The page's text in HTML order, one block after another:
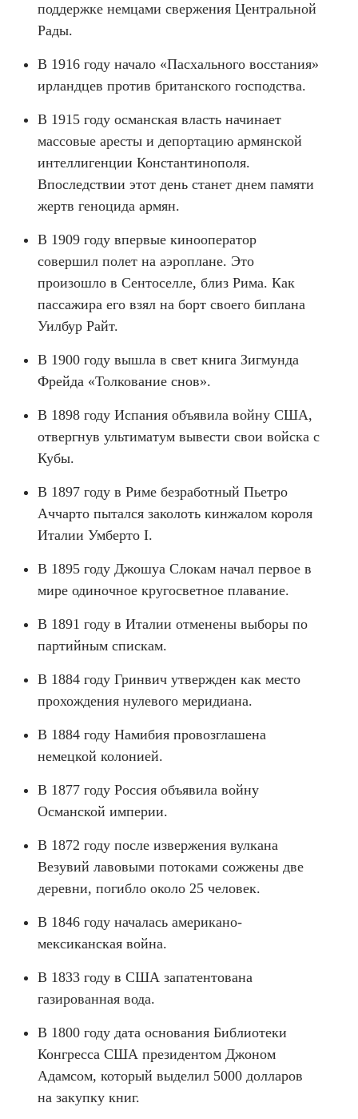
поддержке немцами свержения Центральной
Рады.
В 1916 году начало «Пасхального восстания»
ирландцев против британского господства.
В 1915 году османская власть начинает
массовые аресты и депортацию армянской
интеллигенции Константинополя.
Впоследствии этот день станет днем ​​памяти
жертв геноцида армян.
В 1909 году впервые кинооператор
совершил полет на аэроплане. Это
произошло в Сентоселле, близ Рима. Как
пассажира его взял на борт своего биплана
Уилбур Райт.
В 1900 году вышла в свет книга Зигмунда
Фрейда «Толкование снов».
В 1898 году Испания объявила войну США,
отвергнув ультиматум вывести свои войска с
Кубы.
В 1897 году в Риме безработный Пьетро
Аччарто пытался заколоть кинжалом короля
Италии Умберто I.
В 1895 году Джошуа Слокам начал первое в
мире одиночное кругосветное плавание.
В 1891 году в Италии отменены выборы по
партийным спискам.
В 1884 году Гринвич утвержден как место
прохождения нулевого меридиана.
В 1884 году Намибия провозглашена
немецкой колонией.
В 1877 году Россия объявила войну
Османской империи.
В 1872 году после извержения вулкана
Везувий лавовыми потоками сожжены две
деревни, погибло около 25 человек.
В 1846 году началась американо-
мексиканская война.
В 1833 году в США запатентована
газированная вода.
В 1800 году дата основания Библиотеки
Конгресса США президентом Джоном
Адамсом, который выделил 5000 долларов
на закупку книг.